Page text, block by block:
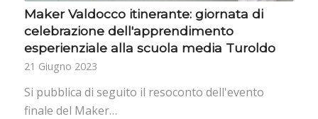
Maker Valdocco itinerante: giornata di
celebrazione dell'apprendimento
esperienziale alla scuola media Turoldo
21 Giugno 2023
Si pubblica di seguito il resoconto dell'evento
finale del Maker…